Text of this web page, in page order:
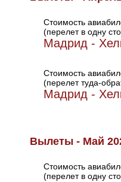
Стоимость
(перелет в одну
Мадрид -
Стоимость
(перелет туда-
Мадрид -
Вылеты - Май
Стоимость
(перелет в одну